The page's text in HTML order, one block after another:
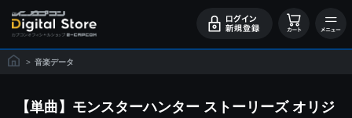
> 音楽データ
【単曲】モンスターハンター ストーリーズ オリジ